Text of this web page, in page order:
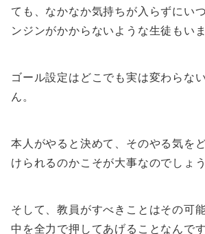
ても、なかなか気持ちが入らずにい
ンジンがかからないような生徒もいま
ゴール設定はどこでも実は変わらな
ん。
本人がやると決めて、そのやる気を
けられるのかこそが大事なのでしょう
そして、教員がすべきことはその可
中を全力で押してあげることなんです